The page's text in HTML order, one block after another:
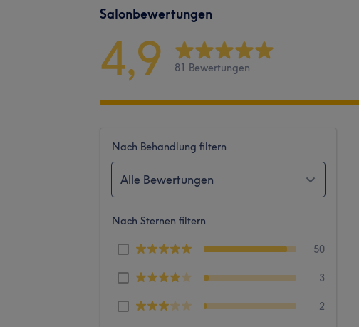
Salonbewertungen
4,9 81 Bewertungen
Nach Behandlung filtern
Alle Bewertungen
Nach Sternen filtern
50
3
2